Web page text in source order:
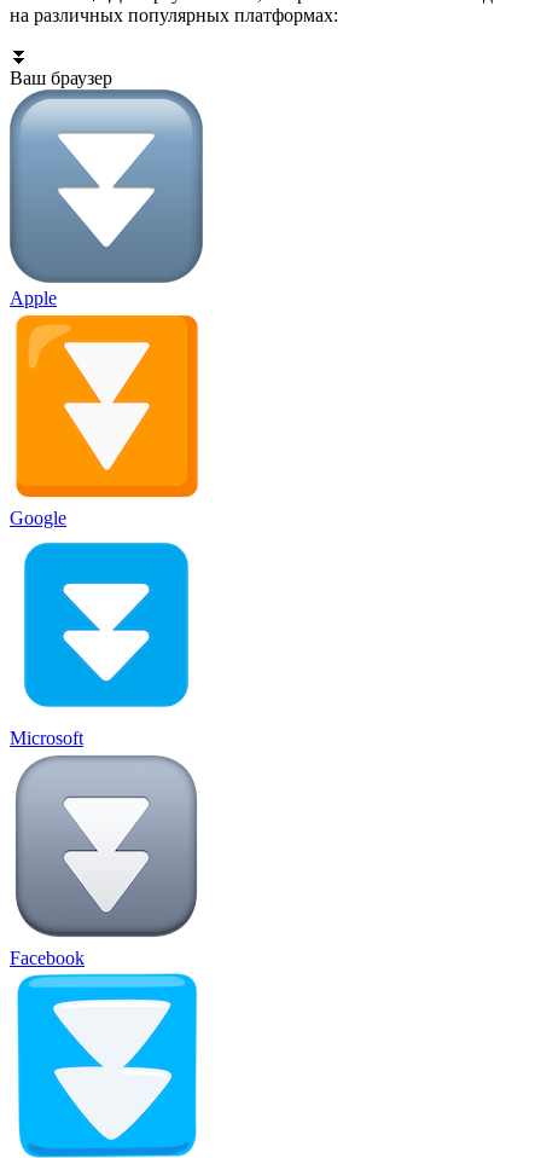
на различных популярных платформах:
⏬
Ваш браузер
Apple
Google
Microsoft
Facebook